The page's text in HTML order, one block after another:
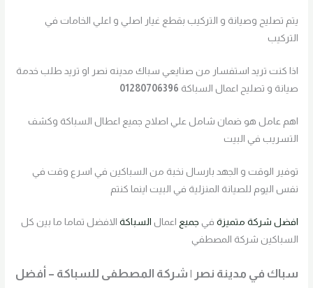
يتم تصليح وصيانة و التركيب بقطع غيار اصلي و اعلي الخامات في
التركيب
اذا كنت تريد استفسار من صنايعي سباك مدينه نصر او تريد طلب خدمة
صيانة و تصليح اعمال السباكة 01280706396
اهم عامل هو ضمان شامل علي اصلاح جميع اعطال السباكة وكشف
التسريب في البيت
توفير الوقت و الجهد بارسال نخبة من السباكين في اسرع وقت في
نفس اليوم للصيانة المنزلية في البيت اينما كنتم
افضل شركة متميزة في جميع اعمال السباكة الافضل تماما ما بين كل
السباكين شركة المصطفي
سباك في مدينة نصر | شركة المصطفى للسباكة – أفضل